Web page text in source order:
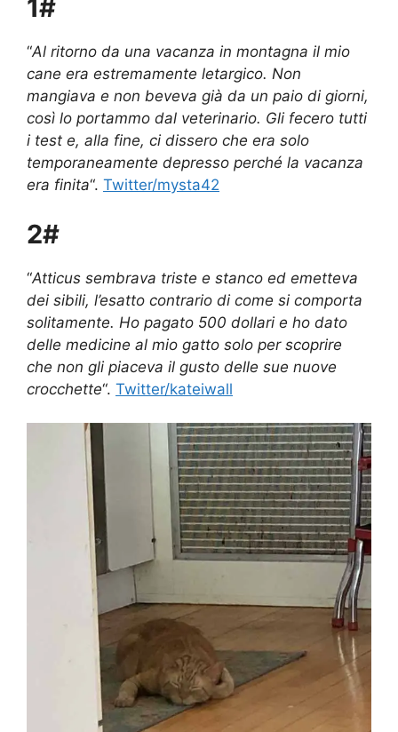
1#
“Al ritorno da una vacanza in montagna il mio
cane era estremamente letargico. Non
mangiava e non beveva già da un paio di giorni,
così lo portammo dal veterinario. Gli fecero tutti
i test e, alla fine, ci dissero che era solo
temporaneamente depresso perché la vacanza
era finita“. Twitter/mysta42
2#
“Atticus sembrava triste e stanco ed emetteva
dei sibili, l’esatto contrario di come si comporta
solitamente. Ho pagato 500 dollari e ho dato
delle medicine al mio gatto solo per scoprire
che non gli piaceva il gusto delle sue nuove
crocchette“. Twitter/kateiwall